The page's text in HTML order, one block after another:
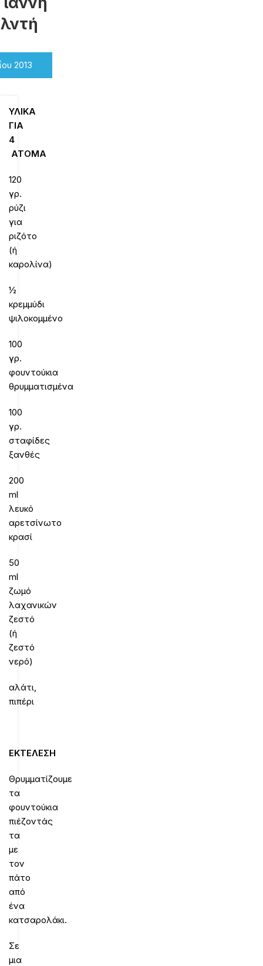
2013
ΥΛΙΚΑ
ΓΙΑ
4
ΑΤΟΜΑ
120
γρ.
ρύζι
για
ριζότο
(ή
καρολίνα)
½
κρεμμύδι
ψιλοκομμένο
100
γρ.
φουντούκια
θρυμματισμένα
100
γρ.
σταφίδες
ξανθές
200
ml
λευκό
αρετσίνωτο
κρασί
50
ml
ζωμό
λαχανικών
ζεστό
(ή
ζεστό
νερό)
αλάτι,
πιπέρι
ΕΚΤΕΛΕΣΗ
Θρυμματίζoυμε
τα
φουντούκια
πιέζοντάς
τα
με
τον
πάτο
από
ένα
κατσαρολάκι.
Σε
μια